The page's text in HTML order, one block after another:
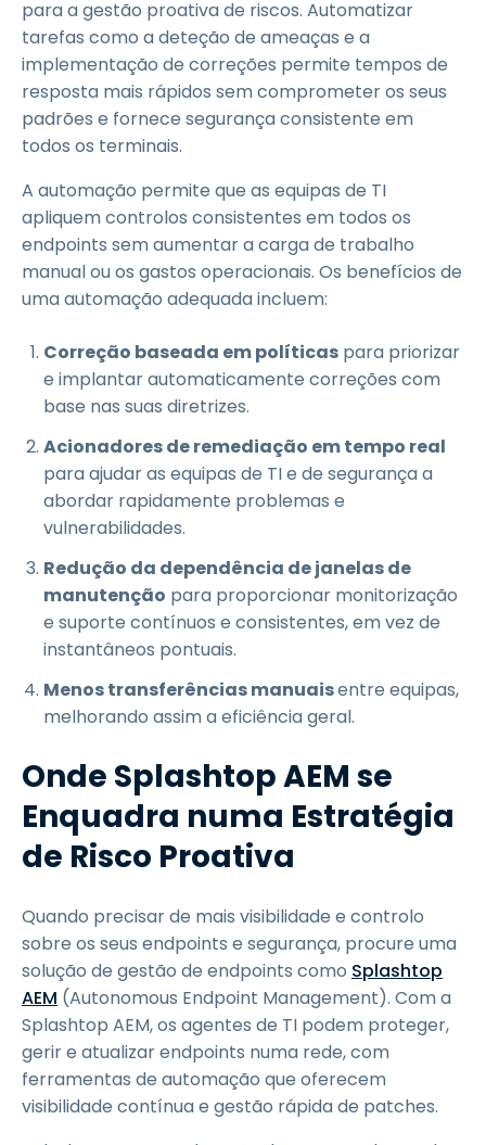
para a gestão proativa de riscos. Automatizar
tarefas como a deteção de ameaças e a
implementação de correções permite tempos de
resposta mais rápidos sem comprometer os seus
padrões e fornece segurança consistente em
todos os terminais.
A automação permite que as equipas de TI
apliquem controlos consistentes em todos os
endpoints sem aumentar a carga de trabalho
manual ou os gastos operacionais. Os benefícios de
uma automação adequada incluem:
Correção baseada em políticas para priorizar
e implantar automaticamente correções com
base nas suas diretrizes.
Acionadores de remediação em tempo real
para ajudar as equipas de TI e de segurança a
abordar rapidamente problemas e
vulnerabilidades.
Redução da dependência de janelas de
manutenção para proporcionar monitorização
e suporte contínuos e consistentes, em vez de
instantâneos pontuais.
Menos transferências manuaisentre equipas,
melhorando assim a eficiência geral.
Onde Splashtop AEM se
Enquadra numa Estratégia
de Risco Proativa
Quando precisar de mais visibilidade e controlo
sobre os seus endpoints e segurança, procure uma
solução de gestão de endpoints como Splashtop
AEM (Autonomous Endpoint Management). Com a
Splashtop AEM, os agentes de TI podem proteger,
gerir e atualizar endpoints numa rede, com
ferramentas de automação que oferecem
visibilidade contínua e gestão rápida de patches.